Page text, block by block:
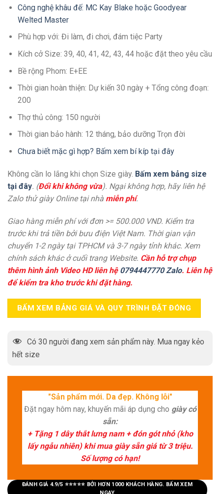
Công nghệ khâu đế: MC Kay Blake hoặc Goodyear
Welted Master
Phù hợp với: Đi làm, đi chơi, đám tiệc Party
Kích cở Size: 39, 40, 41, 42, 43, 44 hoặc đặt theo yêu cầu
Bề rộng Phom: E+EE
Thời gian hoàn thiện: Dự kiến 30 ngày + Tổng công đoạn:
200
Thợ thủ công: 150 người
Thời gian bảo hành: 12 tháng, bảo dưỡng Trọn đời
Chưa biết mặc gì hợp? Bấm xem bí kíp tại đây
Không cần lo lắng khi chọn Size giày. Bấm xem bảng size
tại đây. (Đổi khi không vừa). Ngại không hợp, hãy liên hệ
Zalo thử giày Online tại nhà miễn phí.
Giao hàng miễn phí với đơn >= 500.000 VND. Kiểm tra
trước khi trả tiền bởi bưu điện Việt Nam. Thời gian vận
chuyển 1-2 ngày tại TPHCM và 3-7 ngày tỉnh khác. Xem
chính sách khác ở cuối trang Website. Cần hỗ trợ chụp
thêm hình ảnh Video HD liên hệ 0794447770 Zalo. Liên hệ
để kiểm tra kho trước khi đặt hàng.
BẤM XEM BẢNG GIÁ VÀ QUY TRÌNH ĐẶT ĐÓNG
Có 30 người đang xem sản phẩm này. Mua ngay kẻo
hết size
"Sản phẩm mới. Da đẹp. Không lỗi"
Đặt ngay hôm nay, khuyến mãi áp dụng cho giày có
sẵn:
+ Tặng 1 dây thắt lưng nam + đón gót nhỏ (kho
lấy ngẫu nhiên) khi mua giày sẵn giá từ 3 triệu.
Số lượng có hạn!
ĐÁNH GIÁ 4.9/5 ⭐⭐⭐⭐⭐ BỞI HƠN 1000 KHÁCH HÀNG. BẤM XEM
NGAY